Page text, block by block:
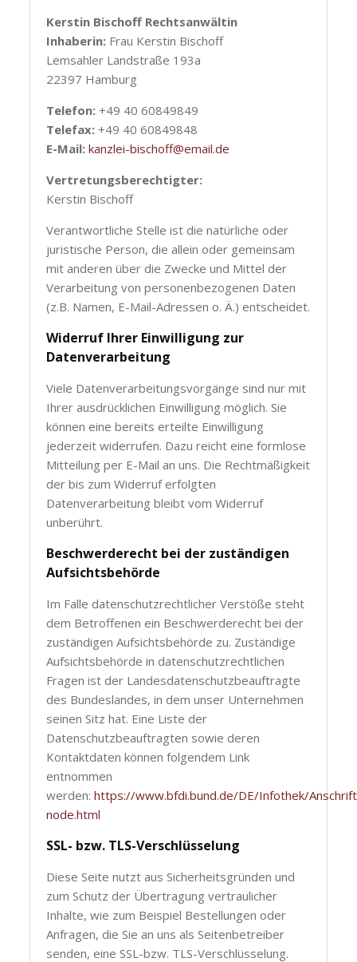
Kerstin Bischoff Rechtsanwältin
Inhaberin: Frau Kerstin Bischoff
Lemsahler Landstraße 193a
22397 Hamburg
Telefon:+49 40 60849849
Telefax:+49 40 60849848
E-Mail:kanzlei-bischoff@email.de
Vertretungs­berechtigter:
Kerstin Bischoff
Verantwortliche Stelle ist die natürliche oder
juristische Person, die allein oder gemeinsam
mit anderen über die Zwecke und Mittel der
Verarbeitung von personenbezogenen Daten
(z.B. Namen, E-Mail-Adressen o. Ä.) entscheidet.
Widerruf Ihrer Einwilligung zur
Datenverarbeitung
Viele Datenverarbeitungsvorgänge sind nur mit
Ihrer ausdrücklichen Einwilligung möglich. Sie
können eine bereits erteilte Einwilligung
jederzeit widerrufen. Dazu reicht eine formlose
Mitteilung per E-Mail an uns. Die Rechtmäßigkeit
der bis zum Widerruf erfolgten
Datenverarbeitung bleibt vom Widerruf
unberührt.
Beschwerderecht bei der zuständigen
Aufsichtsbehörde
Im Falle datenschutzrechtlicher Verstöße steht
dem Betroffenen ein Beschwerderecht bei der
zuständigen Aufsichtsbehörde zu. Zuständige
Aufsichtsbehörde in datenschutzrechtlichen
Fragen ist der Landesdatenschutzbeauftragte
des Bundeslandes, in dem unser Unternehmen
seinen Sitz hat. Eine Liste der
Datenschutzbeauftragten sowie deren
Kontaktdaten können folgendem Link
entnommen
werden:https://www.bfdi.bund.de/DE/Infothek/
node.html
SSL- bzw. TLS-Verschlüsselung
Diese Seite nutzt aus Sicherheitsgründen und
zum Schutz der Übertragung vertraulicher
Inhalte, wie zum Beispiel Bestellungen oder
Anfragen, die Sie an uns als Seitenbetreiber
senden, eine SSL-bzw. TLS-Verschlüsselung.